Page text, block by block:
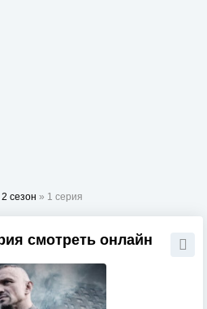
сезон » 1 серия
смотреть онлайн